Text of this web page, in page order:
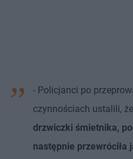
- Policjanci po
czynnościach ustalili, że
drzwiczki śmietnika,
następnie przewróciła